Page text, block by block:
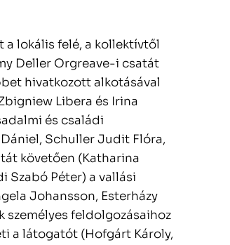
lokális felé, a kollektívtől
Deller Orgreave-i csatát
hivatkozott alkotásával
Libera és Irina
és családi
Schuller Judit Flóra,
követően (Katharina
Szabó Péter) a vallási
Johansson, Esterházy
személyes feldolgozásaihoz
a látogatót (Hofgárt Károly,